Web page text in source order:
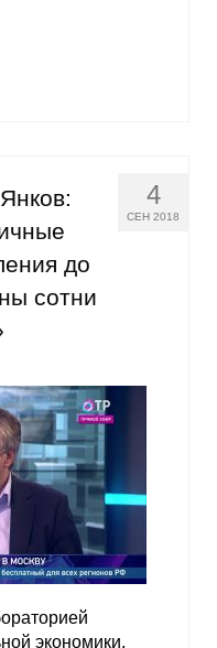
и
4
СЕН 2018
до
сотни
экономики,